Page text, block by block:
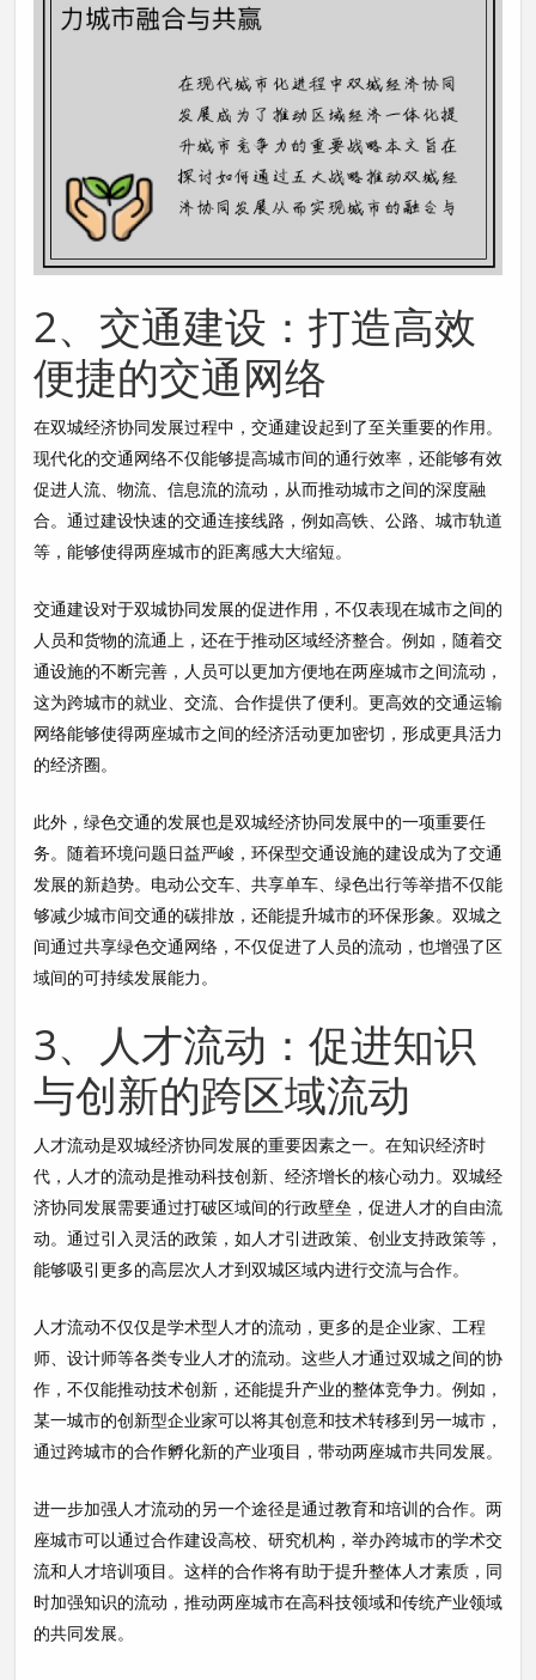
2、交通建设：打造高效
便捷的交通网络
在双城经济协同发展过程中，交通建设起到了至关重要的作用。
现代化的交通网络不仅能够提高城市间的通行效率，还能够有效
促进人流、物流、信息流的流动，从而推动城市之间的深度融
合。通过建设快速的交通连接线路，例如高铁、公路、城市轨道
等，能够使得两座城市的距离感大大缩短。
交通建设对于双城协同发展的促进作用，不仅表现在城市之间的
人员和货物的流通上，还在于推动区域经济整合。例如，随着交
通设施的不断完善，人员可以更加方便地在两座城市之间流动，
这为跨城市的就业、交流、合作提供了便利。更高效的交通运输
网络能够使得两座城市之间的经济活动更加密切，形成更具活力
的经济圈。
此外，绿色交通的发展也是双城经济协同发展中的一项重要任
务。随着环境问题日益严峻，环保型交通设施的建设成为了交通
发展的新趋势。电动公交车、共享单车、绿色出行等举措不仅能
够减少城市间交通的碳排放，还能提升城市的环保形象。双城之
间通过共享绿色交通网络，不仅促进了人员的流动，也增强了区
域间的可持续发展能力。
3、人才流动：促进知识
与创新的跨区域流动
人才流动是双城经济协同发展的重要因素之一。在知识经济时
代，人才的流动是推动科技创新、经济增长的核心动力。双城经
济协同发展需要通过打破区域间的行政壁垒，促进人才的自由流
动。通过引入灵活的政策，如人才引进政策、创业支持政策等，
能够吸引更多的高层次人才到双城区域内进行交流与合作。
人才流动不仅仅是学术型人才的流动，更多的是企业家、工程
师、设计师等各类专业人才的流动。这些人才通过双城之间的协
作，不仅能推动技术创新，还能提升产业的整体竞争力。例如，
某一城市的创新型企业家可以将其创意和技术转移到另一城市，
通过跨城市的合作孵化新的产业项目，带动两座城市共同发展。
进一步加强人才流动的另一个途径是通过教育和培训的合作。两
座城市可以通过合作建设高校、研究机构，举办跨城市的学术交
流和人才培训项目。这样的合作将有助于提升整体人才素质，同
时加强知识的流动，推动两座城市在高科技领域和传统产业领域
的共同发展。